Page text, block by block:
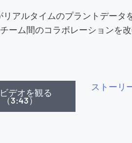
アルタイムのプラントデータ
ーム間のコラボレーションを
ビデオを観る
（3:43）
ストーリ